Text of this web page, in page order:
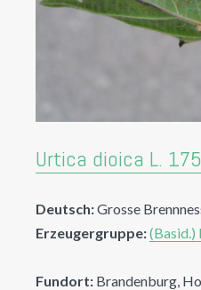
Urtica dioica L.
Deutsch:Grosse
Erzeugergruppe:(Basid.)
Fundort: Brandenburg,